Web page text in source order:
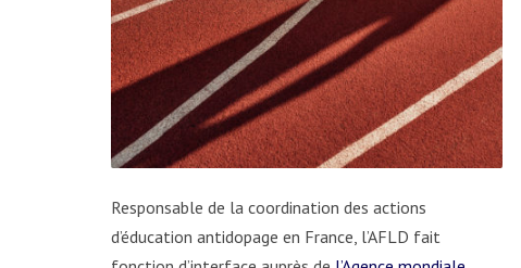
Responsable de la coordination des actions
d’éducation antidopage en France, l’AFLD fait